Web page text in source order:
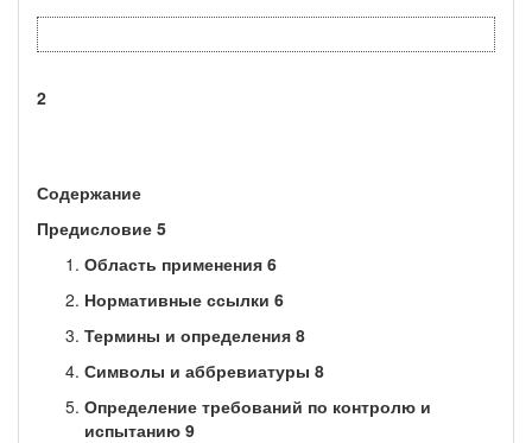
2
Содержание
Предисловие 5
Область применения 6
Нормативные ссылки 6
Термины и определения 8
Символы и аббревиатуры 8
Определение требований по контролю и
испытанию 9